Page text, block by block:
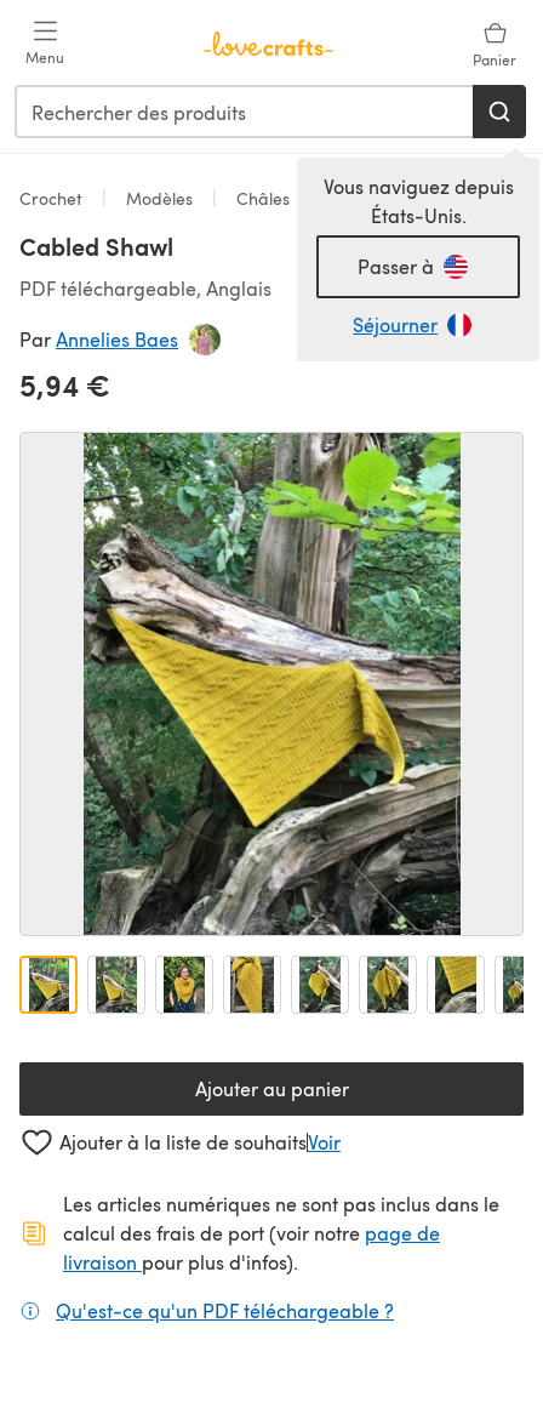
Menu Panier
Vous naviguez depuis
États-Unis.
Passer à
Séjourner
Crochet Modèles Châles
Cabled Shawl
PDF téléchargeable, Anglais
ParAnnelies Baes
5,94 €
Ajouter au panier
Ajouter à la liste de souhaitsVoir
Les articles numériques ne sont pas inclus dans le
calcul des frais de port (voir notre page de
livraison (s'ouvre dans un nouvel onglet)
pour plus d'infos).
Qu'est-ce qu'un PDF téléchargeable ?